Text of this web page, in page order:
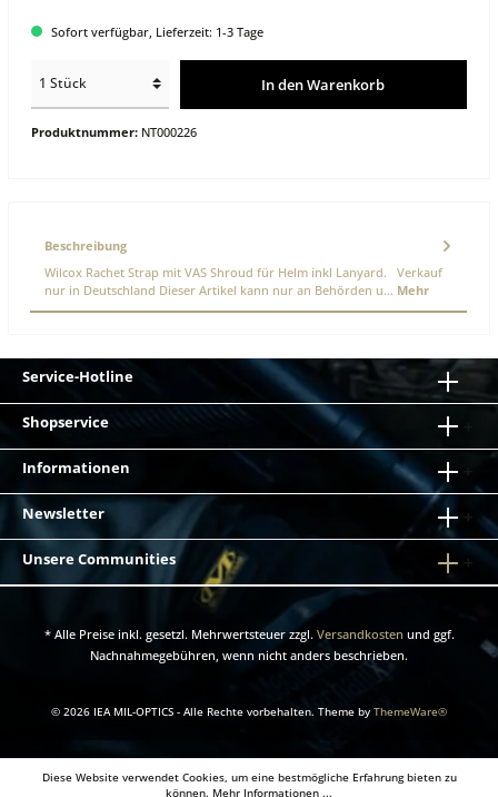
Sofort verfügbar, Lieferzeit: 1-3 Tage
In den Warenkorb
Produktnummer: NT000226
Beschreibung
Wilcox Rachet Strap mit VAS Shroud für Helm inkl Lanyard. Verkauf
nur in Deutschland Dieser Artikel kann nur an Behörden u… Mehr
Service-Hotline
Shopservice
Informationen
Newsletter
Unsere Communities
* Alle Preise inkl. gesetzl. Mehrwertsteuer zzgl. Versandkosten und ggf.
Nachnahmegebühren, wenn nicht anders beschrieben.
© 2026 IEA MIL-OPTICS - Alle Rechte vorbehalten. Theme by ThemeWare®
Diese Website verwendet Cookies, um eine bestmögliche Erfahrung bieten zu
können. Mehr Informationen ...